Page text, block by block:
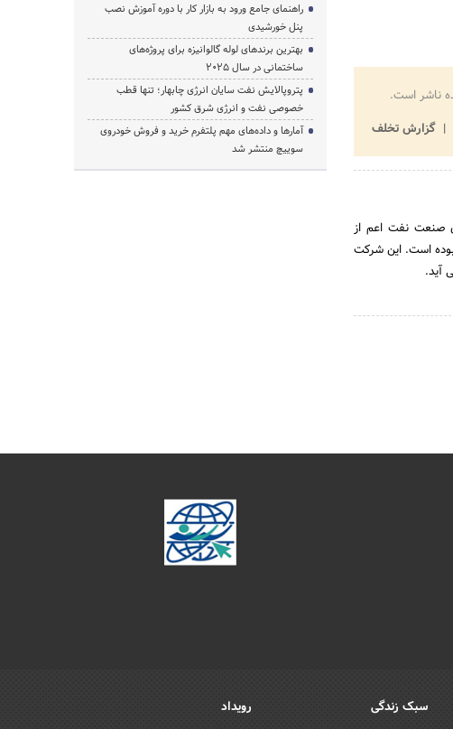
ناشر است.
گزارش تخلف
های صنعت نفت اعم از
بوده است. این شرکت
آید.
راهنمای جامع ورود به بازار کار با دوره آموزش نصب
پنل خورشیدی
بهترین برندهای لوله گالوانیزه برای پروژه‌های
ساختمانی در سال ۲۰۲۵
پتروپالایش نفت سایان انرژی چابهار؛ تنها قطب
خصوصی نفت و انرژی شرق کشور
آمارها و داده‌های مهم پلتفرم خرید و فروش خودروی
سوییچ منتشر شد
سبک زندگی رویداد